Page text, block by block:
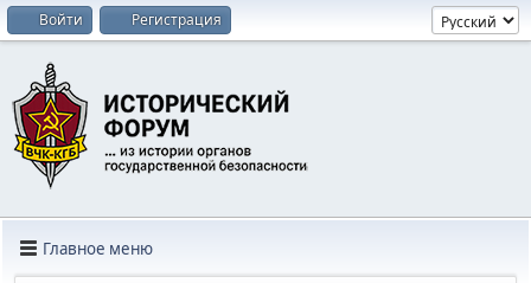
Войти Регистрация
Главное меню